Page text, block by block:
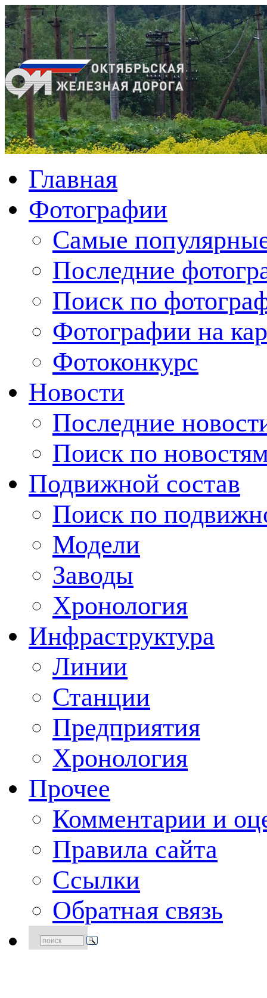
Главная
Фотографии
Cамые
Последние
Поиск по
Фотографии на
Фотоконкурс
Новости
Последние
Поиск по
Подвижной состав
Поиск по
Модели
Заводы
Хронология
Инфраструктура
Линии
Станции
Предприятия
Хронология
Прочее
Комментарии и
Правила сайта
Ссылки
Обратная связь